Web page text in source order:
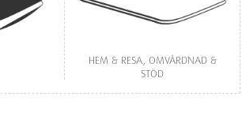
HEM & RESA, OMVÅRDNAD &
STÖD